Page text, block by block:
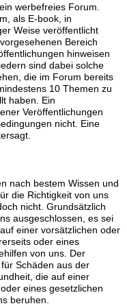
werbefreies Forum.
als E-book, in
Weise veröffentlicht
Bereich
hinweisen
sind dabei solche
die im Forum bereits
10 Themen zu
haben. Ein
Veröffentlichungen
nicht. Eine
nach bestem Wissen und
die Richtigkeit von uns
nicht. Grundsätzlich
ausgeschlossen, es sei
einer vorsätzlichen oder
oder eines
von uns. Der
Schäden aus der
die auf einer
eines gesetzlichen
beruhen.